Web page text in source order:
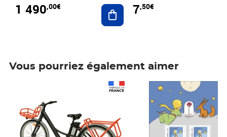
1 490,00€ Ajouter au panier
7,50€
Vous pourriez également aimer
Prix 7,50€